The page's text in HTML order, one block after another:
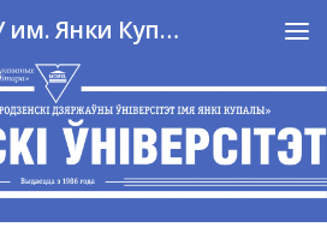
Сайт газеты ГрГУ им. Янки Купалы